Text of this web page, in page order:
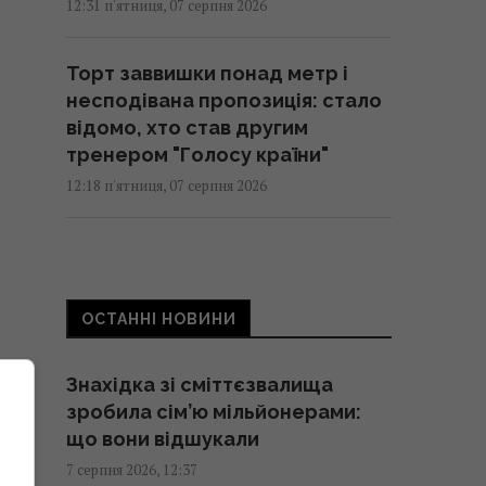
12:31 п'ятниця, 07 серпня 2026
Торт заввишки понад метр і
несподівана пропозиція: стало
відомо, хто став другим
тренером "Голосу країни"
12:18 п'ятниця, 07 серпня 2026
що зміниться у 2027 році
12:15 п'ятниця, 07 серпня 2026
Росія почала використовувати
збільшену версію "Гербери", -
Флеш
ОСТАННІ НОВИНИ
Знахідка зі сміттєзвалища
зробила сім’ю мільйонерами:
що вони відшукали
7 серпня 2026, 12:37